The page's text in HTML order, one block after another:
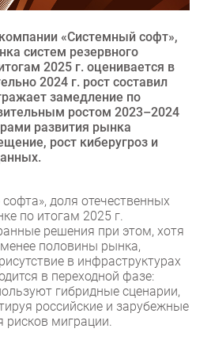
«Системный софт»,
систем резервного
2025 г. оценивается в
2024 г. рост составил
замедление по
ростом 2023–2024
развития рынка
рост киберугроз и
доля отечественных
по итогам 2025 г.
решения при этом, хотя
половины рынка,
в инфраструктурах
в переходной фазе:
гибридные сценарии,
российские и зарубежные
миграции.